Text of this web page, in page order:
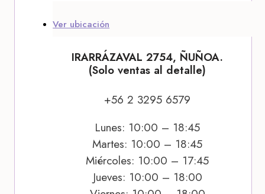
Ver ubicación
IRARRÁZAVAL 2754, ÑUÑOA.
(Solo ventas al detalle)
+56 2 3295 6579
Lunes: 10:00 – 18:45
Martes: 10:00 – 18:45
Miércoles: 10:00 – 17:45
Jueves: 10:00 – 18:00